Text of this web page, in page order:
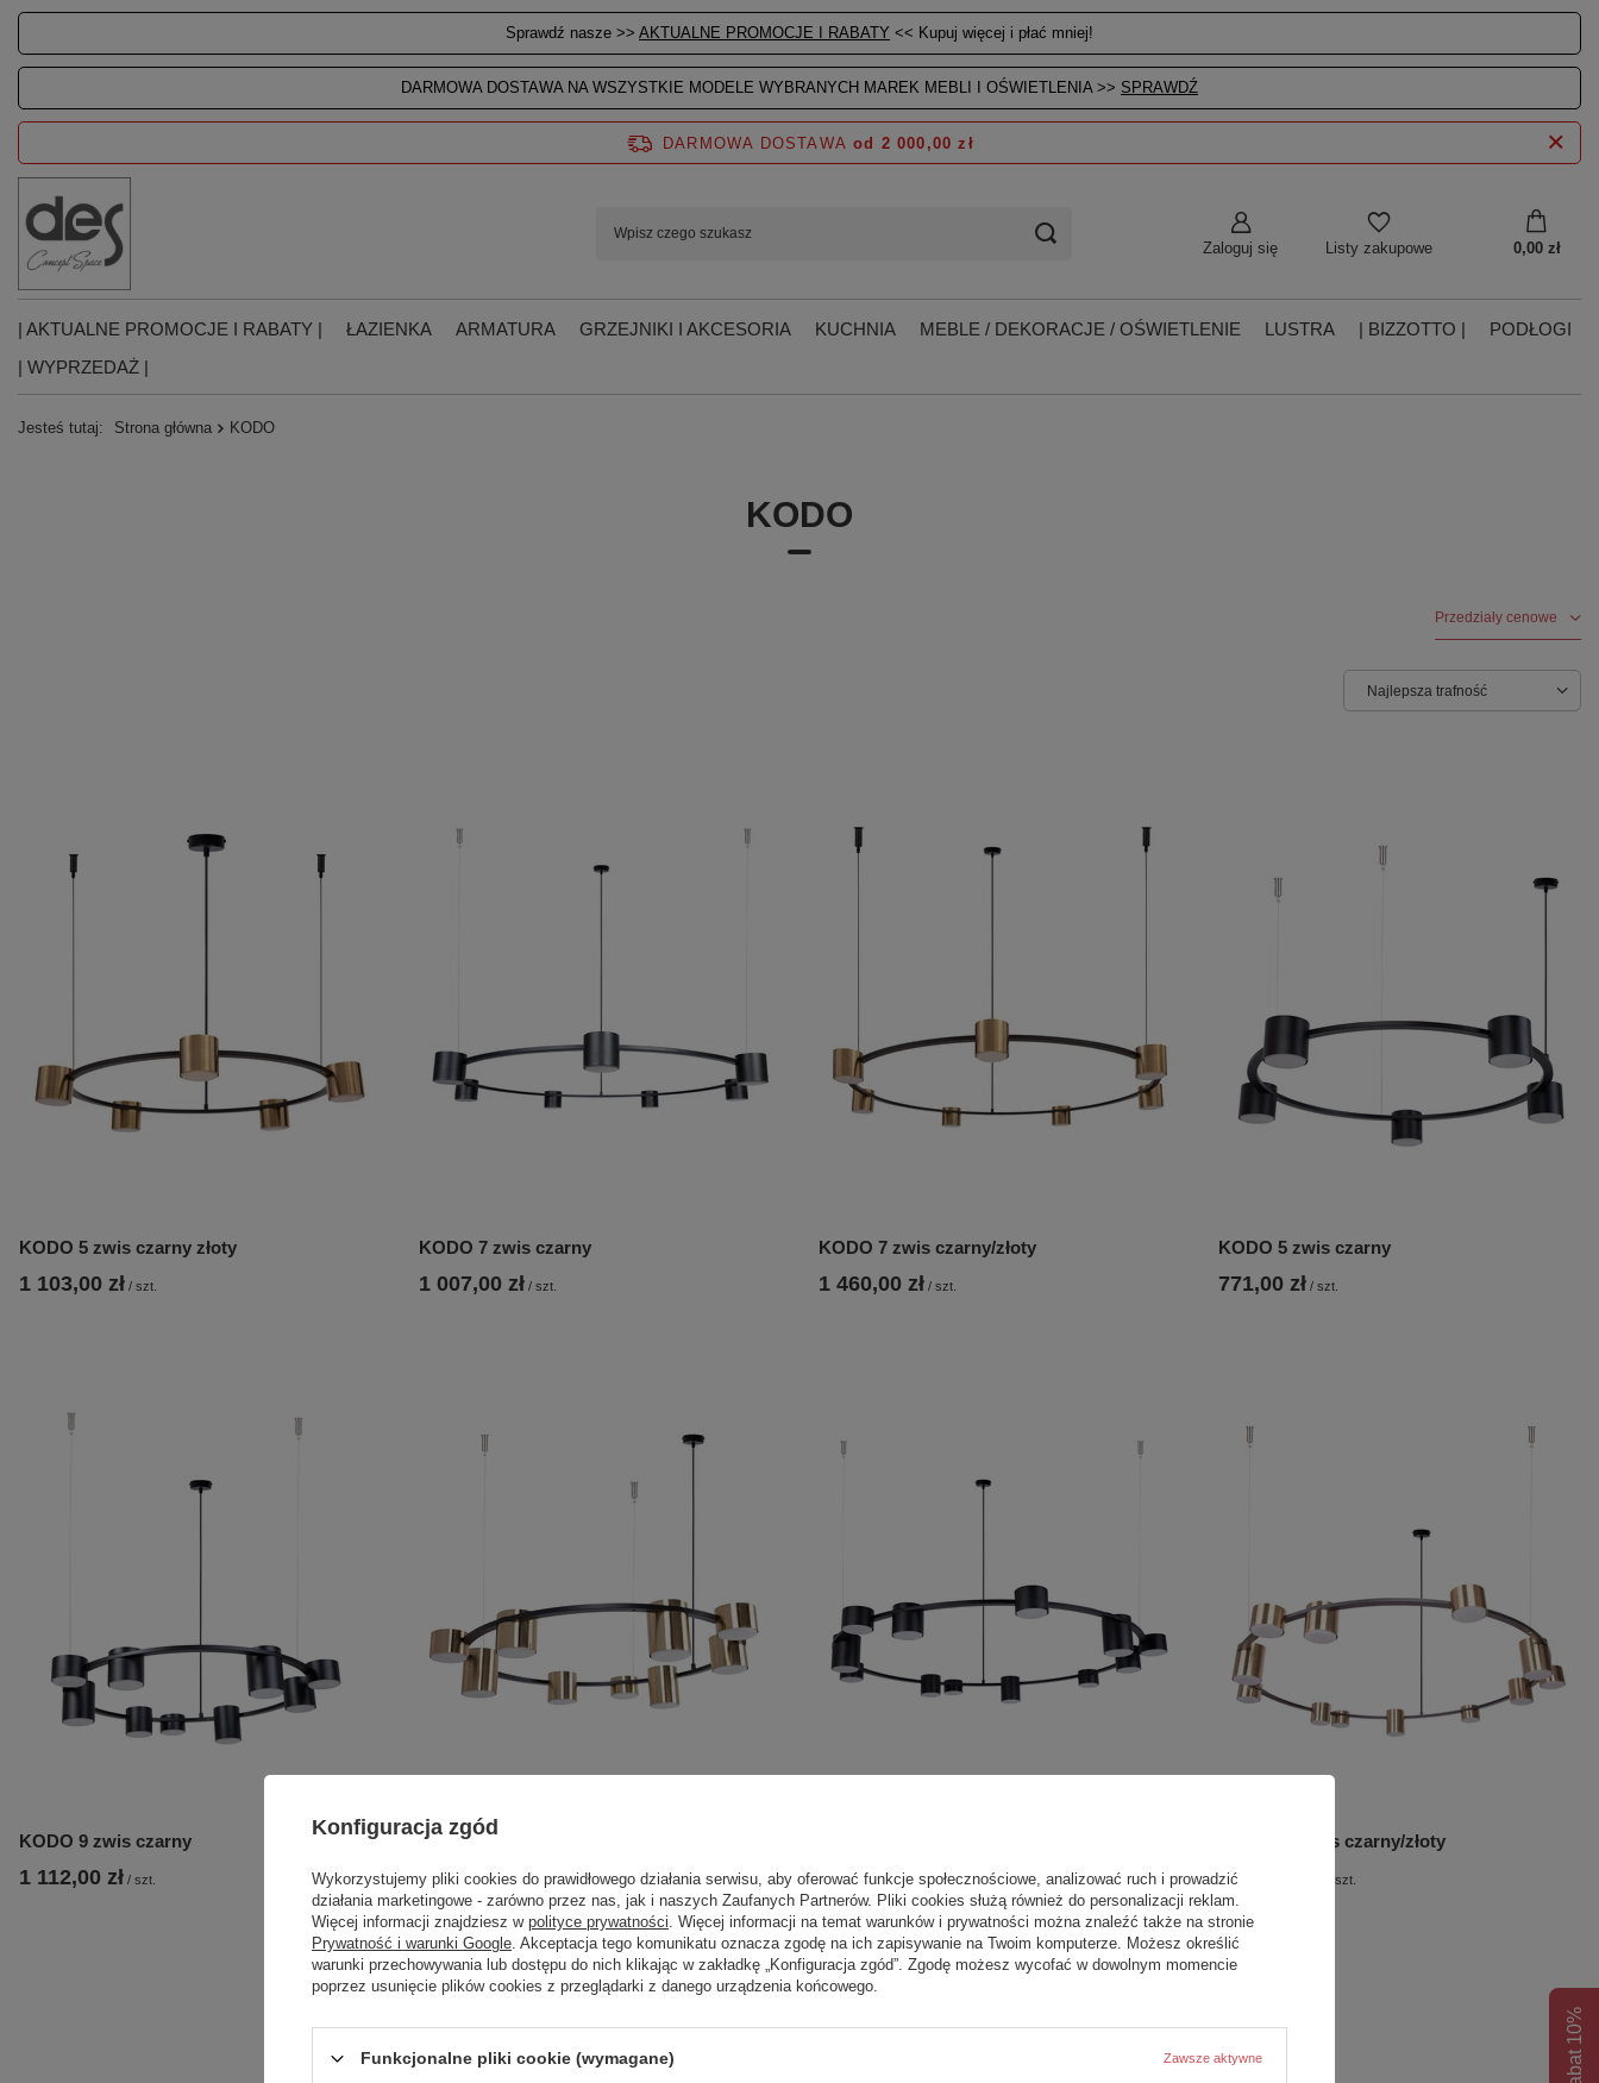
Sprawdź nasze >> AKTUALNE PROMOCJE I RABATY << Kupuj więcej i płać mniej!
DARMOWA DOSTAWA NA WSZYSTKIE MODELE WYBRANYCH MAREK MEBLI I OŚWIETLENIA >> SPRAWDŹ
Zaloguj się Listy zakupowe 0,00 zł
DARMOWA DOSTAWA od 2 000,00 zł
| AKTUALNE PROMOCJE I RABATY | ŁAZIENKA ARMATURA GRZEJNIKI I AKCESORIA KUCHNIA MEBLE / DEKORACJE / OŚWIETLENIE LUSTRA | BIZZOTTO |
PODŁOGI
| WYPRZEDAŻ |
Jesteś tutaj: Strona główna KODO
KODO
Przedziały cenowe
Najlepsza trafność
KODO 5 zwis czarny złoty
1 103,00 zł / szt.
KODO 7 zwis czarny
1 007,00 zł / szt.
KODO 7 zwis czarny/złoty
1 460,00 zł / szt.
KODO 5 zwis czarny
771,00 zł / szt.
KODO 9 zwis czarny
1 112,00 zł / szt.
KODO 9 czarny/złoty
1 670,00 zł / szt. 1 432,00 zł / szt.
KODO 12 zwis czarny/złoty
2 150,00 zł szt.
Rabat 10%
Konfiguracja zgód
Wykorzystujemy pliki cookies do prawidłowego działania serwisu, aby oferować funkcje społecznościowe, analizować ruch i prowadzić
działania marketingowe - zarówno przez nas, jak i naszych Zaufanych Partnerów. Pliki cookies służą również do personalizacji reklam.
Więcej informacji znajdziesz w polityce prywatności. Więcej informacji na temat warunków i prywatności można znaleźć także na stronie
Prywatność i warunki Google. Akceptacja tego komunikatu oznacza zgodę na ich zapisywanie na Twoim komputerze. Możesz określić
warunki przechowywania lub dostępu do nich klikając w zakładkę „Konfiguracja zgód”. Zgodę możesz wycofać w dowolnym momencie
poprzez usunięcie plików cookies z przeglądarki z danego urządzenia końcowego.
Funkcjonalne pliki cookie (wymagane) Zawsze aktywne